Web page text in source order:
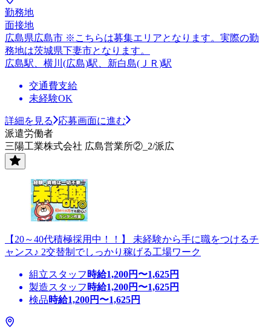
勤務地
面接地
広島県広島市 ※こちらは募集エリアとなります。実際の勤
務地は茨城県下妻市となります。
広島駅、横川(広島)駅、新白島(ＪＲ)駅
交通費支給
未経験OK
詳細を見る
応募画面に進む
派遣労働者
三陽工業株式会社 広島営業所②_2/派広
【20～40代積極採用中！！】 未経験から手に職をつけるチ
ャンス♪ 2交替制でしっかり稼げる工場ワーク
組立スタッフ 時給1,200円〜1,625円
製造スタッフ 時給1,200円〜1,625円
検品時給1,200円〜1,625円